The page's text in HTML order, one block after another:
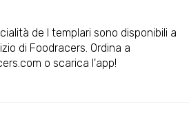
de I templari sono disponibili a
di Foodracers. Ordina a
o scarica l'app!